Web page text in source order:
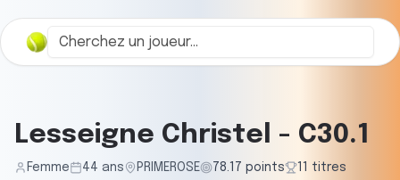
Lesseigne Christel - C30.1
Femme 44 ans PRIMEROSE 78.17 points titres